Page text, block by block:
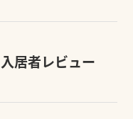
入居者レビュー